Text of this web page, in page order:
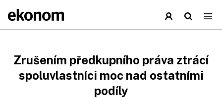
Zrušením předkupního práva ztrácí
spoluvlastníci moc nad ostatními
podíly